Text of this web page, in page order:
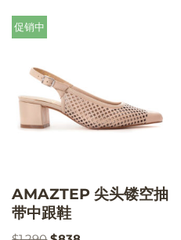
促销中
AMAZTEP 尖头镂空抽
带中跟鞋